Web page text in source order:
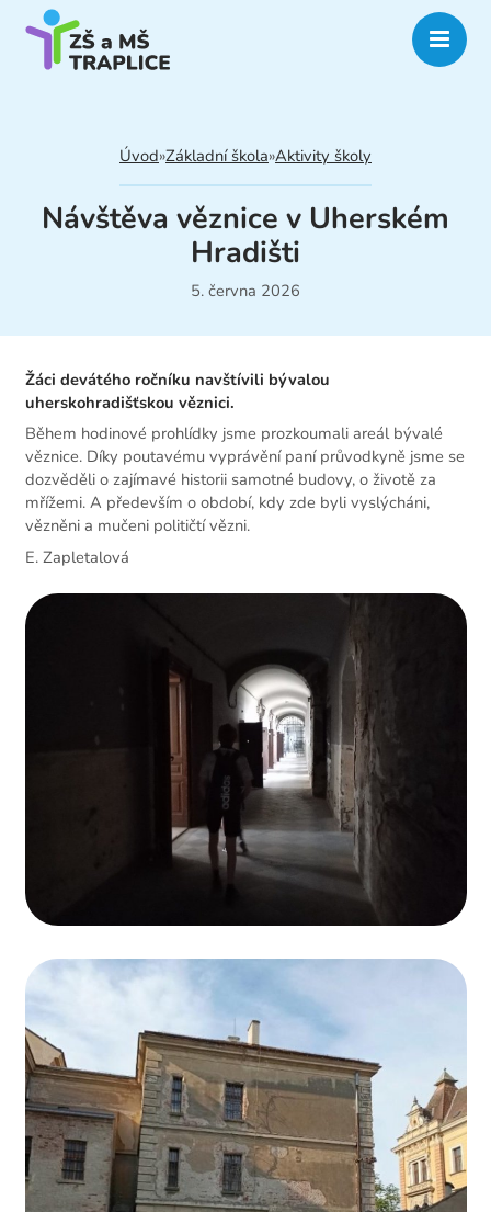
Úvod»Základní škola»Aktivity školy
Návštěva věznice v Uherském
Hradišti
5. června 2026
Žáci devátého ročníku navštívili bývalou
uherskohradišťskou věznici.
Během hodinové prohlídky jsme prozkoumali areál bývalé
věznice. Díky poutavému vyprávění paní průvodkyně jsme se
dozvěděli o zajímavé historii samotné budovy, o životě za
mřížemi. A především o období, kdy zde byli vyslýcháni,
vězněni a mučeni političtí vězni.
E. Zapletalová